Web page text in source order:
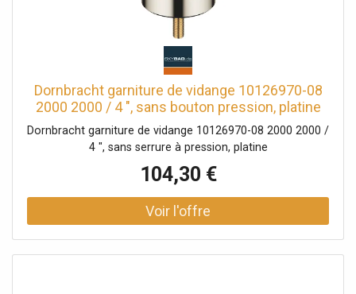
Dornbracht garniture de vidange 10126970-08
2000 2000 / 4 ", sans bouton pression, platine
Dornbracht garniture de vidange 10126970-08 2000 2000 /
4 ", sans serrure à pression, platine
104,30 €